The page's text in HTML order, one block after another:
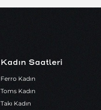
Kadın Saatleri
Ferro Kadın
Toms Kadın
Takı Kadın